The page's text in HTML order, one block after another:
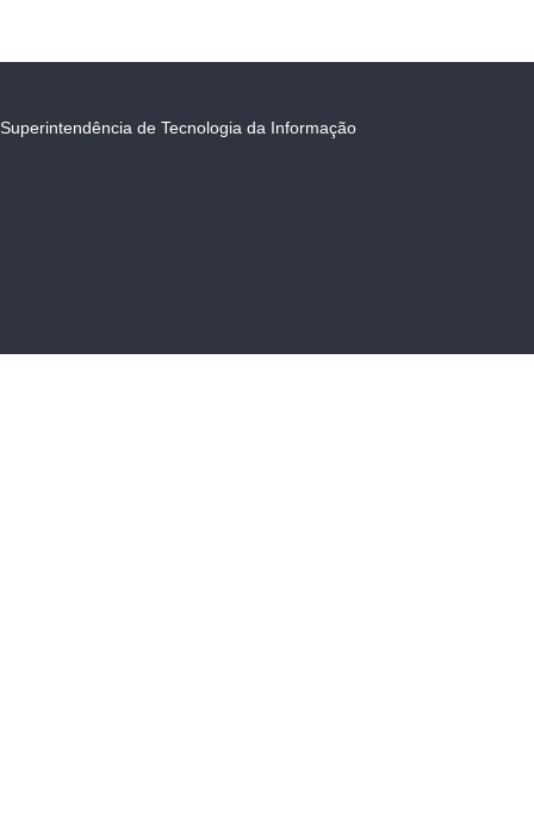
Superintendência de Tecnologia da Informação